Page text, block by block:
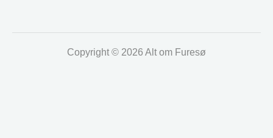
Copyright © 2026 Alt om Furesø